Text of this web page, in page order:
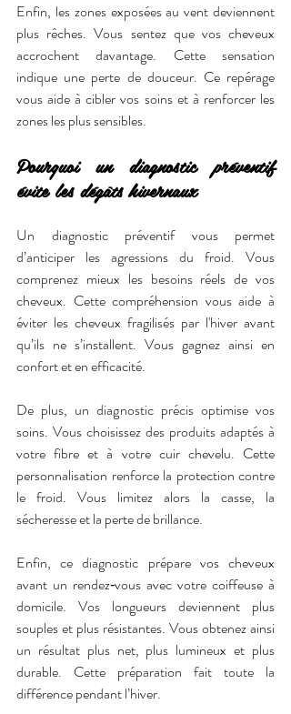
Enfin, les zones exposées au vent deviennent
plus rêches. Vous sentez que vos cheveux
accrochent davantage. Cette sensation
indique une perte de douceur. Ce repérage
vous aide à cibler vos soins et à renforcer les
zones les plus sensibles.
Pourquoi un diagnostic préventif
évite les dégâts hivernaux
Un diagnostic préventif vous permet
d’anticiper les agressions du froid. Vous
comprenez mieux les besoins réels de vos
cheveux. Cette compréhension vous aide à
éviter les cheveux fragilisés par l'hiver avant
qu’ils ne s’installent. Vous gagnez ainsi en
confort et en efficacité.
De plus, un diagnostic précis optimise vos
soins. Vous choisissez des produits adaptés à
votre fibre et à votre cuir chevelu. Cette
personnalisation renforce la protection contre
le froid. Vous limitez alors la casse, la
sécheresse et la perte de brillance.
Enfin, ce diagnostic prépare vos cheveux
avant un rendez‑vous avec votre coiffeuse à
domicile. Vos longueurs deviennent plus
souples et plus résistantes. Vous obtenez ainsi
un résultat plus net, plus lumineux et plus
durable. Cette préparation fait toute la
différence pendant l’hiver.